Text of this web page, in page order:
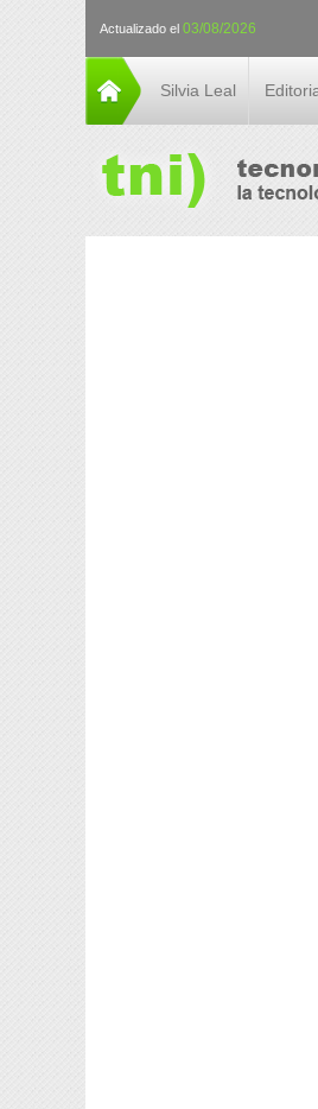
Actualizado el 03/08/2026
Silvia Leal